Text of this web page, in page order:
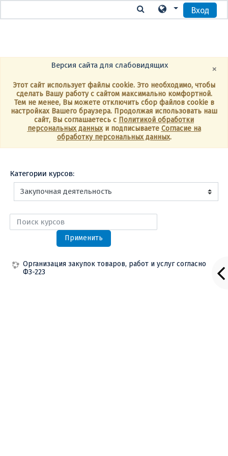
Перейти к основному содержанию
Версия сайта для слабовидящих ×
Этот сайт использует файлы cookie. Это необходимо, чтобы
сделать Вашу работу с сайтом максимально комфортной.
Тем не менее, Вы можете отключить сбор файлов cookie в
настройках Вашего браузера. Продолжая использовать наш
сайт, Вы соглашаетесь с Политикой обработки
персональных данныхи подписываете Согласие на
обработку персональных данных.
Вход
Категории курсов:
Применить
Организация закупок товаров, работ и услуг согласно
ФЗ-223